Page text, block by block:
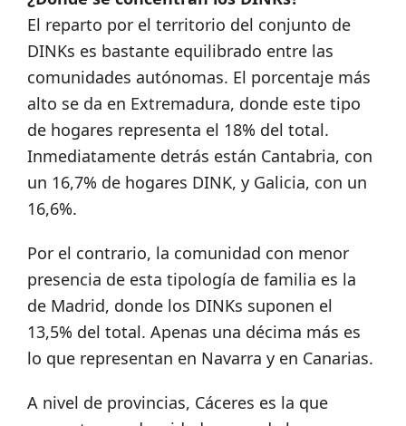
El reparto por el territorio del conjunto de
DINKs es bastante equilibrado entre las
comunidades autónomas. El porcentaje más
alto se da en Extremadura, donde este tipo
de hogares representa el 18% del total.
Inmediatamente detrás están Cantabria, con
un 16,7% de hogares DINK, y Galicia, con un
16,6%.
Por el contrario, la comunidad con menor
presencia de esta tipología de familia es la
de Madrid, donde los DINKs suponen el
13,5% del total. Apenas una décima más es
lo que representan en Navarra y en Canarias.
A nivel de provincias, Cáceres es la que